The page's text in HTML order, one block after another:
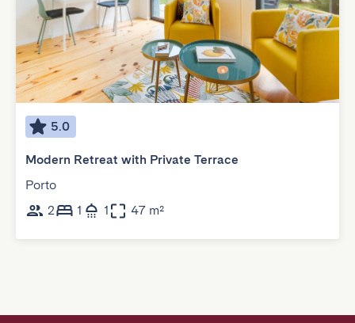
5.0
Modern Retreat with Private Terrace
Porto
2
1 1 47 m²